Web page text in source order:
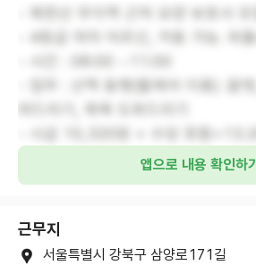
앱으로 내용 확인하기
근무지
서울특별시 강북구 삼양로171길